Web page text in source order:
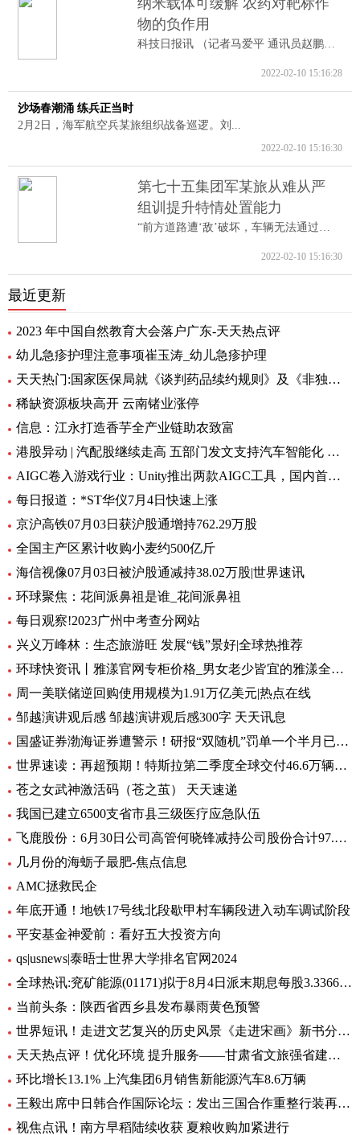
纳米载体可缓解 农药对靶标作
物的负作用
科技日报讯 （记者马爱平 通讯员赵鹏跃...
2022-02-10 15:16:28
沙场春潮涌 练兵正当时
2月2日，海军航空兵某旅组织战备巡逻。刘...
2022-02-10 15:16:30
第七十五集团军某旅从难从严
组训提升特情处置能力
“前方道路遭‘敌’破坏，车辆无法通过。...
2022-02-10 15:16:30
最近更新
2023 年中国自然教育大会落户广东-天天热点评
幼儿急疹护理注意事项崔玉涛_幼儿急疹护理
天天热门:国家医保局就《谈判药品续约规则》及《非独家药品竞价规则》公开征求意见
稀缺资源板块高开 云南锗业涨停
信息：江永打造香芋全产业链助农致富
港股异动 | 汽配股继续走高 五部门发文支持汽车智能化 人形机器人或重塑汽车供应链 头条
AIGC卷入游戏行业：Unity推出两款AIGC工具，国内首个“游戏GPT”也来了 环球观天下
每日报道：*ST华仪7月4日快速上涨
京沪高铁07月03日获沪股通增持762.29万股
全国主产区累计收购小麦约500亿斤
海信视像07月03日被沪股通减持38.02万股|世界速讯
环球聚焦：花间派鼻祖是谁_花间派鼻祖
每日观察!2023广州中考查分网站
兴义万峰林：生态旅游旺 发展“钱”景好|全球热推荐
环球快资讯丨雅漾官网专柜价格_男女老少皆宜的雅漾全系列
周一美联储逆回购使用规模为1.91万亿美元|热点在线
邹越演讲观后感 邹越演讲观后感300字 天天讯息
国盛证券渤海证券遭警示！研报“双随机”罚单一个半月已开39张
世界速读：再超预期！特斯拉第二季度全球交付46.6万辆，继续稳居全球纯电销冠
苍之女武神激活码（苍之茧） 天天速递
我国已建立6500支省市县三级医疗应急队伍
飞鹿股份：6月30日公司高管何晓锋减持公司股份合计97.6万股|百事通
几月份的海蛎子最肥-焦点信息
AMC拯救民企
年底开通！地铁17号线北段歇甲村车辆段进入动车调试阶段
平安基金神爱前：看好五大投资方向
qs|usnews|泰晤士世界大学排名官网2024
全球热讯:兖矿能源(01171)拟于8月4日派末期息每股3.3366港元
当前头条：陕西省西乡县发布暴雨黄色预警
世界短讯！走进文艺复兴的历史风景《走进宋画》新书分享会在苏州举行
天天热点评！优化环境 提升服务——甘肃省文旅强省建设系列深度报道之保障篇
环比增长13.1% 上汽集团6月销售新能源汽车8.6万辆
王毅出席中日韩合作国际论坛：发出三国合作重整行装再出发的明确信号
视焦点讯！南方早稻陆续收获 夏粮收购加紧进行